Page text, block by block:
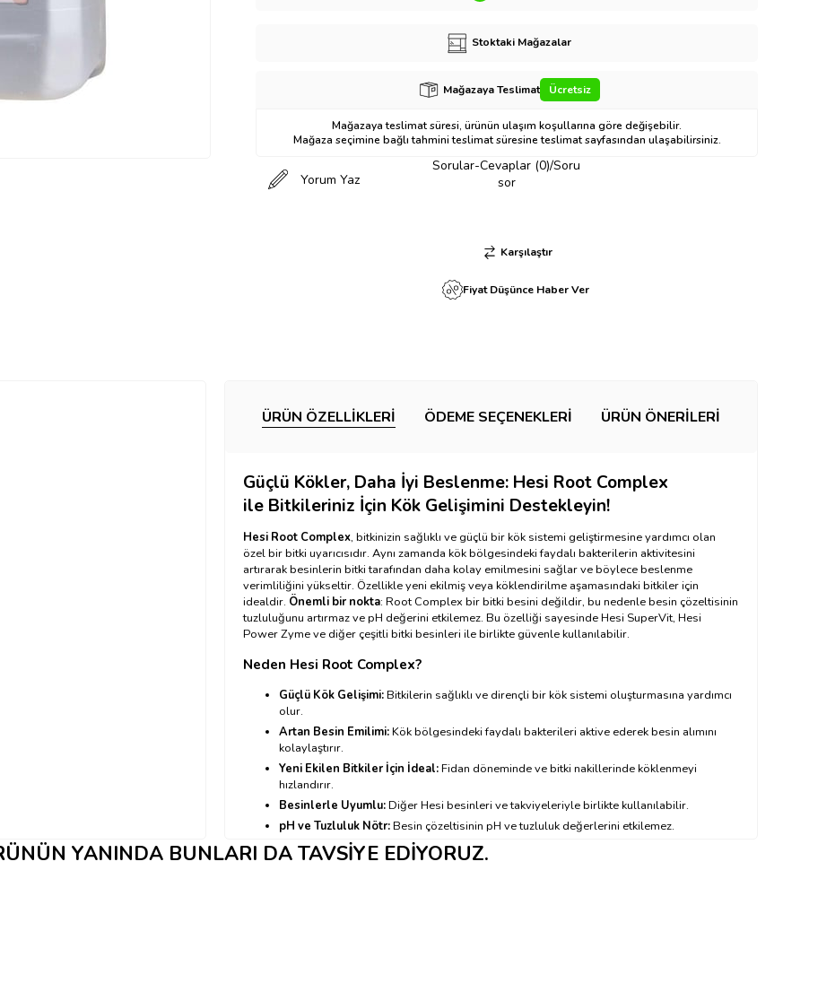
Stoktaki Mağazalar
Mağazaya Teslimat Ücretsiz
Mağazaya teslimat süresi, ürünün ulaşım koşullarına göre değişebilir.
Mağaza seçimine bağlı tahmini teslimat süresine teslimat sayfasından ulaşabilirsiniz.
Yorum Yaz
Sorular-Cevaplar (0)/Soru
sor
Karşılaştır
Fiyat Düşünce Haber Ver
ÜRÜN ÖZELLIKLERI ÖDEME SEÇENEKLERI ÜRÜN ÖNERILERI
Güçlü Kökler, Daha İyi Beslenme: Hesi Root Complex
ile Bitkileriniz İçin Kök Gelişimini Destekleyin!
Hesi Root Complex, bitkinizin sağlıklı ve güçlü bir kök sistemi geliştirmesine yardımcı olan
özel bir bitki uyarıcısıdır. Aynı zamanda kök bölgesindeki faydalı bakterilerin aktivitesini
artırarak besinlerin bitki tarafından daha kolay emilmesini sağlar ve böylece beslenme
verimliliğini yükseltir. Özellikle yeni ekilmiş veya köklendirilme aşamasındaki bitkiler için
idealdir. Önemli bir nokta: Root Complex bir bitki besini değildir, bu nedenle besin çözeltisinin
tuzluluğunu artırmaz ve pH değerini etkilemez. Bu özelliği sayesinde Hesi SuperVit, Hesi
Power Zyme ve diğer çeşitli bitki besinleri ile birlikte güvenle kullanılabilir.
Neden Hesi Root Complex?
Güçlü Kök Gelişimi:Bitkilerin sağlıklı ve dirençli bir kök sistemi oluşturmasına yardımcı
olur.
Artan Besin Emilimi:Kök bölgesindeki faydalı bakterileri aktive ederek besin alımını
kolaylaştırır.
Yeni Ekilen Bitkiler İçin İdeal:Fidan döneminde ve bitki nakillerinde köklenmeyi
hızlandırır.
Besinlerle Uyumlu:Diğer Hesi besinleri ve takviyeleriyle birlikte kullanılabilir.
pH ve Tuzluluk Nötr:Besin çözeltisinin pH ve tuzluluk değerlerini etkilemez.
Hesi Root Complex Nasıl Kullanılır?
YANINDA BUNLARI DA TAVSIYE EDIYORUZ.